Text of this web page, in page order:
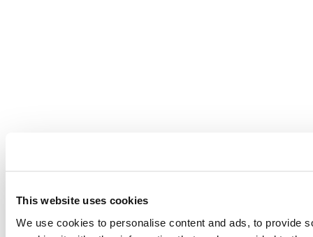
This website uses cookies
We use cookies to personalise content and ads, to provide